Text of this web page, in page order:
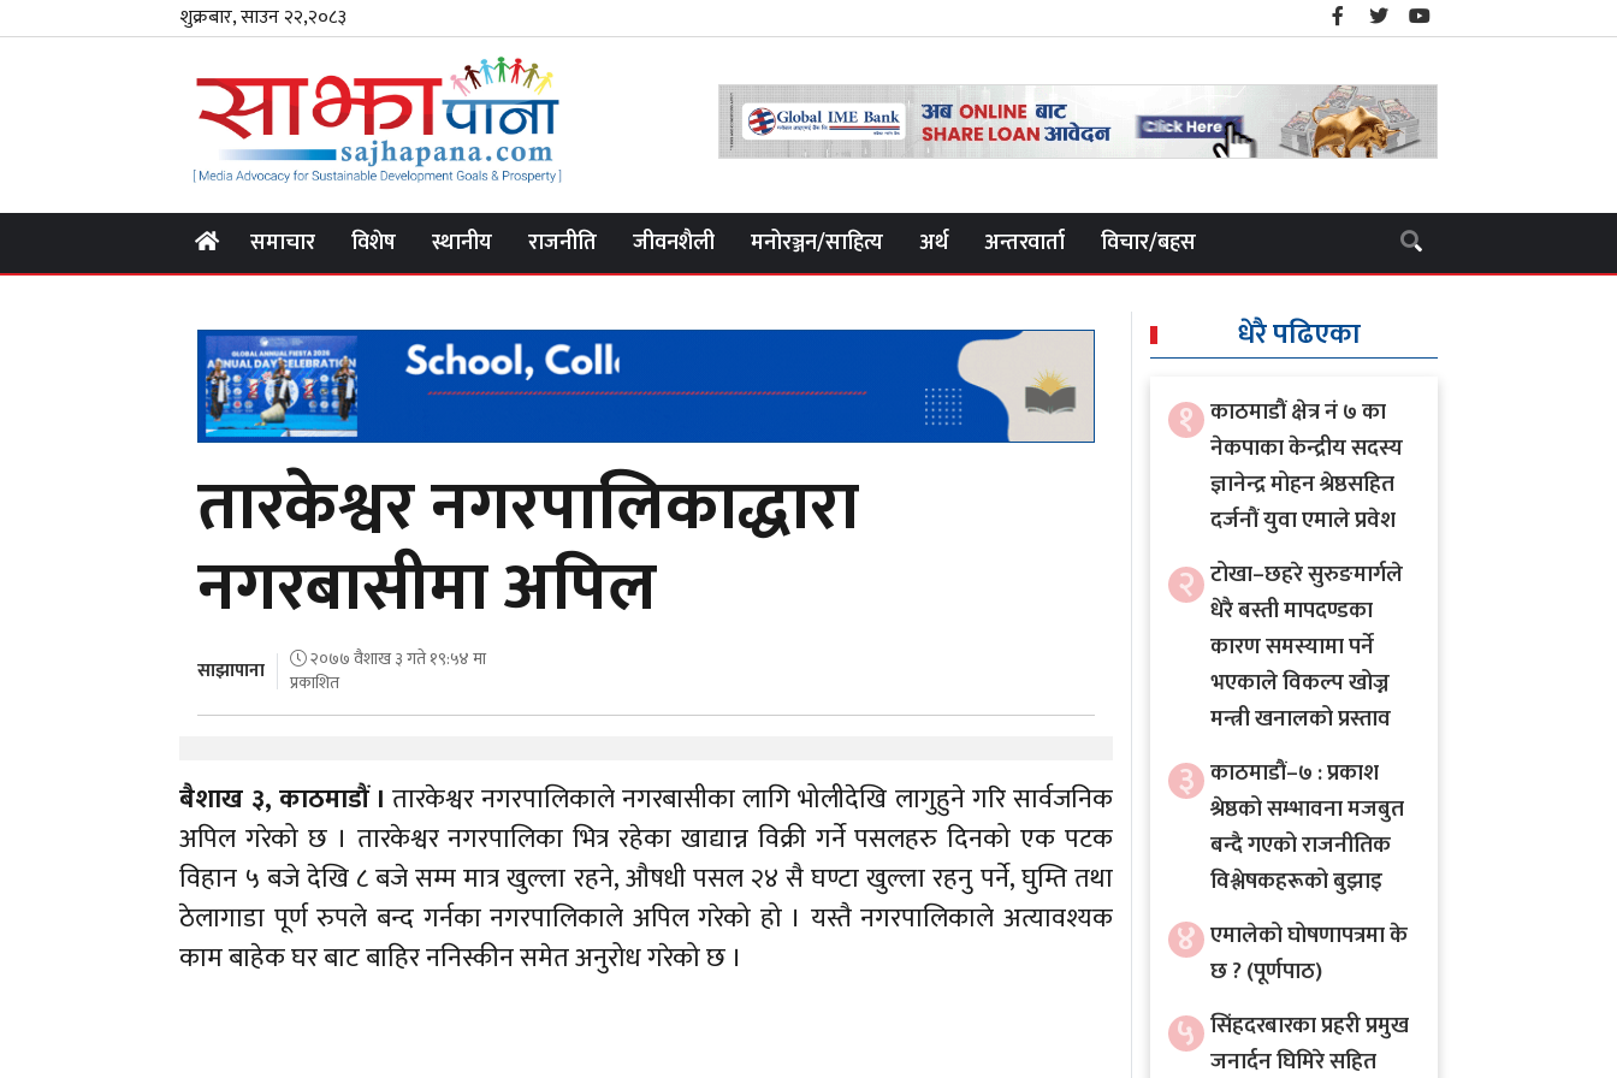
शुक्रबार, साउन २२,२०८३
समाचार विशेष स्थानीय राजनीति जीवनशैली मनोरञ्जन/साहित्य अर्थ अन्तरवार्ता विचार/बहस
तारकेश्वर नगरपालिकाद्धारा
नगरबासीमा अपिल
साझापाना
२०७७ वैशाख ३ गते १९:५४ मा
प्रकाशित
बैशाख ३, काठमाडौं । तारकेश्वर नगरपालिकाले नगरबासीका लागि भोलीदेखि लागुहुने गरि सार्वजनिक
अपिल गरेको छ । तारकेश्वर नगरपालिका भित्र रहेका खाद्यान्न विक्री गर्ने पसलहरु दिनको एक पटक
विहान ५ बजे देखि ८ बजे सम्म मात्र खुल्ला रहने, औषधी पसल २४ सै घण्टा खुल्ला रहनु पर्ने, घुम्ति तथा
ठेलागाडा पूर्ण रुपले बन्द गर्नका नगरपालिकाले अपिल गरेको हो । यस्तै नगरपालिकाले अत्यावश्यक
काम बाहेक घर बाट बाहिर ननिस्कीन समेत अनुरोध गरेको छ ।
धेरै पढिएका
१ काठमाडौं क्षेत्र नं ७ का
नेकपाका केन्द्रीय सदस्य
ज्ञानेन्द्र मोहन श्रेष्ठसहित
दर्जनौं युवा एमाले प्रवेश
२ टोखा–छहरे सुरुङमार्गले
धेरै बस्ती मापदण्डका
कारण समस्यामा पर्ने
भएकाले विकल्प खोज्न
मन्त्री खनालको प्रस्ताव
३ काठमाडौं–७ : प्रकाश
श्रेष्ठको सम्भावना मजबुत
बन्दै गएको राजनीतिक
विश्लेषकहरूको बुझाइ
४ एमालेको घोषणापत्रमा के
छ ? (पूर्णपाठ)
५ सिंहदरबारका प्रहरी प्रमुख
जनार्दन घिमिरे सहित